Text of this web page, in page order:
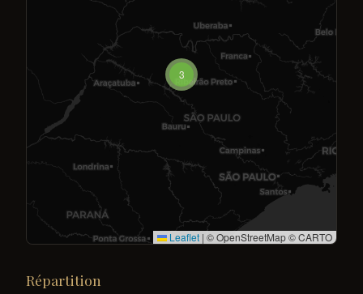
3
Leaflet | © OpenStreetMap © CARTO
Répartition